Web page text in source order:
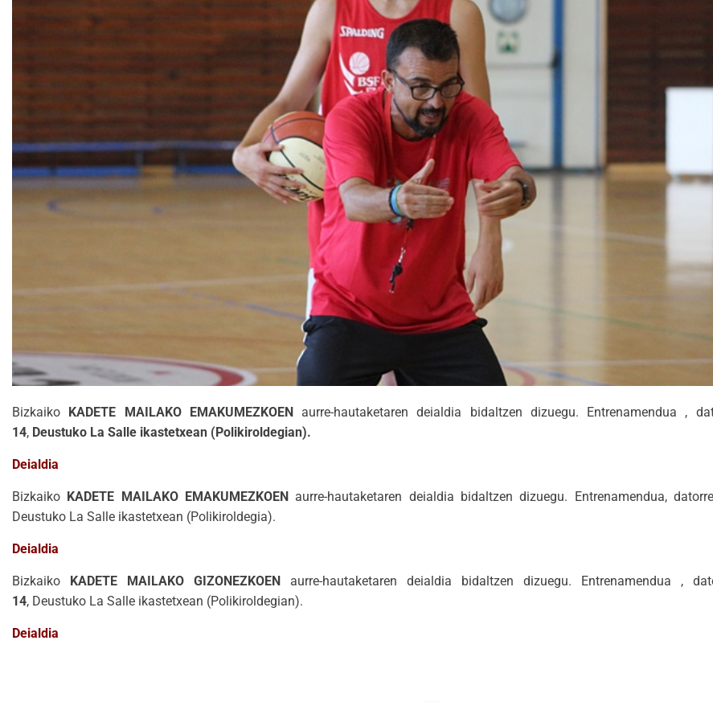
Bizkaiko KADETE MAILAKO EMAKUMEZKOENaurre-hautaketaren deialdia bidaltzen dizuegu. Entrenamendua ,
14, Deustuko La Salle ikastetxean (Polikiroldegian).
Deialdia
Bizkaiko KADETE MAILAKO EMAKUMEZKOEN aurre-hautaketaren deialdia bidaltzen dizuegu. Entrenamendua,
Deustuko La Salle ikastetxean (Polikiroldegia).
Deialdia
Bizkaiko KADETE MAILAKO GIZONEZKOEN aurre-hautaketaren deialdia bidaltzen dizuegu. Entrenamendua ,
14, Deustuko La Salle ikastetxean (Polikiroldegian).
Deialdia